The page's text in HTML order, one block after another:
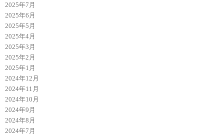
2025年7月
2025年6月
2025年5月
2025年4月
2025年3月
2025年2月
2025年1月
2024年12月
2024年11月
2024年10月
2024年9月
2024年8月
2024年7月